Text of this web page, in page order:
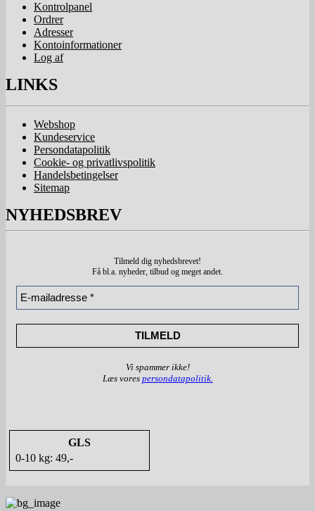
Kontrolpanel
Ordrer
Adresser
Kontoinformationer
Log af
LINKS
Webshop
Kundeservice
Persondatapolitik
Cookie- og privatlivspolitik
Handelsbetingelser
Sitemap
NYHEDSBREV
Tilmeld dig nyhedsbrevet!
Få bl.a. nyheder, tilbud og meget andet.
Vi spammer ikke!
Læs vores persondatapolitik.
GLS
0-10 kg: 49,-